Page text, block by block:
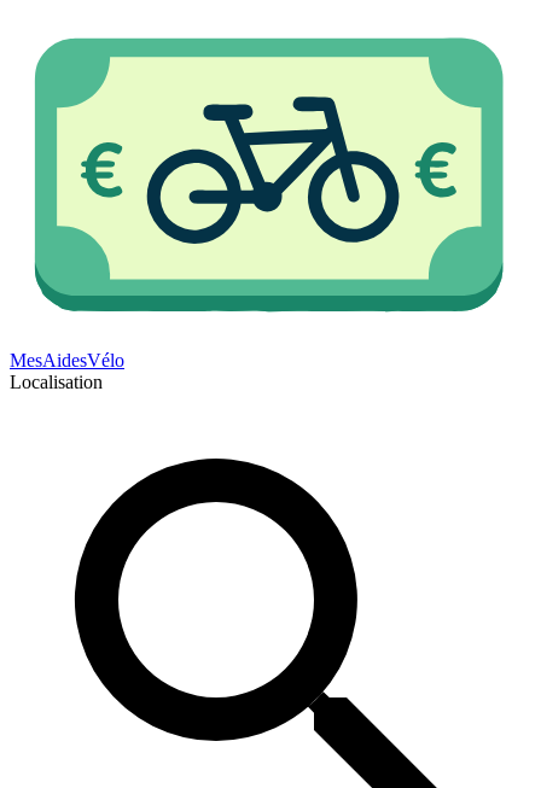
MesAidesVélo
Localisation